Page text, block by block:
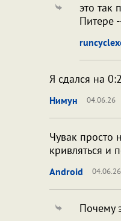
это так
Питере
Я сдался на
Нимун 04.06.26
Чувак просто
кривляться и
Android 04.06.26
Почему